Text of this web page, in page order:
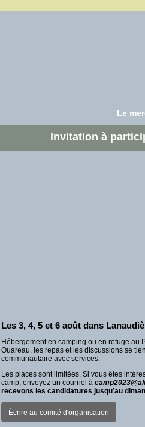
Le
Invitation à
Les 3, 4, 5 et 6 août dans
Hébergement en camping ou en refuge au
Ouareau, les repas et les discussions se
communautaire avec services.
Les places sont limitées. Si vous êtes
camp, envoyez un courriel à
recevons les candidatures jusqu’au
Écrire au comité d'organisation